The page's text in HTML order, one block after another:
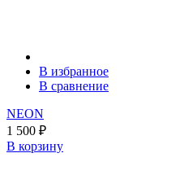
В избранное
В сравнение
NEON
1 500 ₽
В корзину